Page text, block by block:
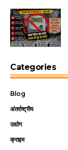
Categories
Blog
अंतर्राष्ट्रीय
उद्योग
क्राइम